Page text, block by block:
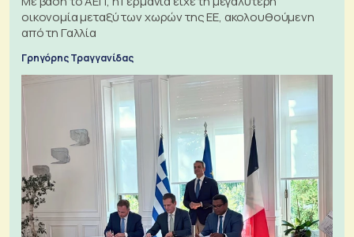
οικονομία μεταξύ των χωρών της ΕΕ, ακολουθούμενη
από τη Γαλλία
Γρηγόρης Τραγγανίδας